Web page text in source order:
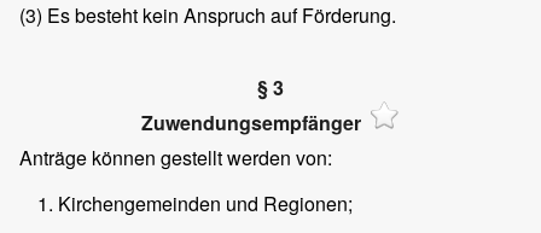
(3) Es besteht kein Anspruch auf Förderung.
§ 3
Zuwendungsempfänger
Anträge können gestellt werden von:
Kirchengemeinden und Regionen;